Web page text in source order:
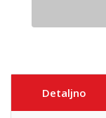
Detaljno